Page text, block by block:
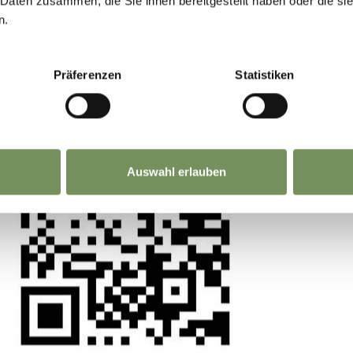
Präferenzen Statistiken
Auswahl erlauben